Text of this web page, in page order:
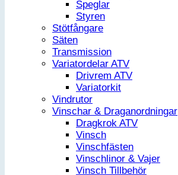
Speglar
Styren
Stötfångare
Säten
Transmission
Variatordelar ATV
Drivrem ATV
Variatorkit
Vindrutor
Vinschar & Draganordningar
Dragkrok ATV
Vinsch
Vinschfästen
Vinschlinor & Vajer
Vinsch Tillbehör